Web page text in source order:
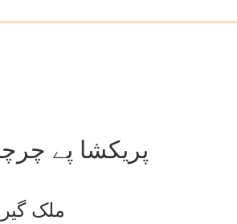
پریکشا پے چرچا کا 9 واں ایڈیشن 6 فروری 2026
ملک